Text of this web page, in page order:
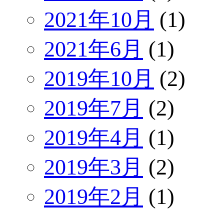
2021年10月 (1)
2021年6月 (1)
2019年10月 (2)
2019年7月 (2)
2019年4月 (1)
2019年3月 (2)
2019年2月 (1)